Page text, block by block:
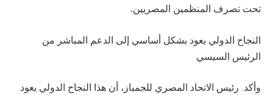
تحت تصرف المنظمين المصريين.
النجاح الدولي يعود بشكل أساسي إلى الدعم المباشر من
الرئيس السيسي
وأكد رئيس الاتحاد المصري للجمباز، أن هذا النجاح الدولي يعود